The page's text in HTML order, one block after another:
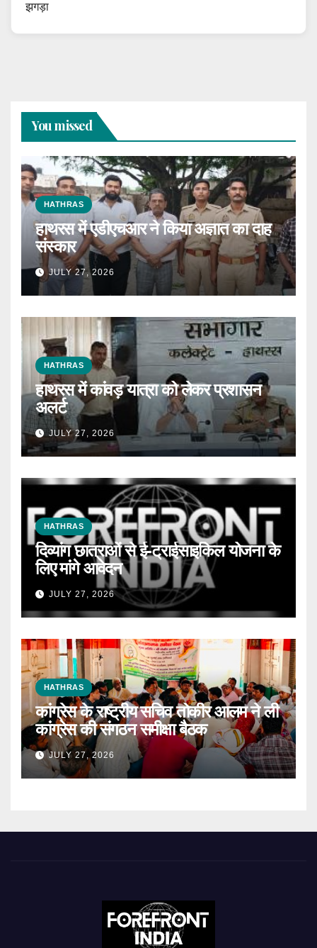
झगड़ा
You missed
HATHRAS
हाथरस में एडीएचआर ने किया अज्ञात का दाह
संस्कार
JULY 27, 2026
HATHRAS
हाथरस में कांवड़ यात्रा को लेकर प्रशासन
अलर्ट
JULY 27, 2026
HATHRAS
दिव्यांग छात्राओं से ई-ट्राईसाइकिल योजना के
लिए मांगे आवेदन
JULY 27, 2026
HATHRAS
कांग्रेस के राष्ट्रीय सचिव तोकीर आलम ने ली
कांग्रेस की संगठन समीक्षा बैठक
JULY 27, 2026